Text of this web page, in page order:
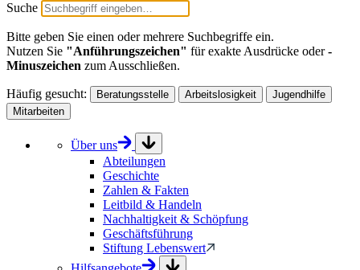
Suche
Bitte geben Sie einen oder mehrere Suchbegriffe ein.
Nutzen Sie "Anführungszeichen" für exakte Ausdrücke oder-
Minuszeichen zum Ausschließen.
Häufig gesucht: Beratungsstelle Arbeitslosigkeit
Jugendhilfe
Mitarbeiten
Über uns
Abteilungen
Geschichte
Zahlen & Fakten
Leitbild & Handeln
Nachhaltigkeit & Schöpfung
Geschäftsführung
Stiftung Lebenswert